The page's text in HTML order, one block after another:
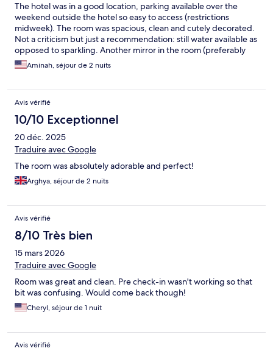
The hotel was in a good location, parking available over the
weekend outside the hotel so easy to access (restrictions
midweek). The room was spacious, clean and cutely decorated.
Not a criticism but just a recommendation: still water available as
opposed to sparkling. Another mirror in the room (preferably
full length) as there were 4 of us in the room. Would definitely
recommend to others and would consider coming back.
straightforward and we had no issues.
Aminah, séjour de 2 nuits
Avis vérifié
10/10 Exceptionnel
20 déc. 2025
Traduire avec Google
The room was absolutely adorable and perfect!
Arghya, séjour de 2 nuits
Avis vérifié
8/10 Très bien
15 mars 2026
Traduire avec Google
Room was great and clean. Pre check-in wasn't working so that
bit was confusing. Would come back though!
Cheryl, séjour de 1 nuit
Avis vérifié